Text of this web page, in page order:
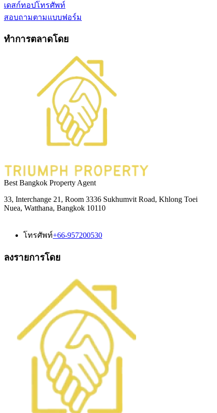
เดสก์ทอปโทรศัพท์
สอบถามตามแบบฟอร์ม
ทำการตลาดโดย
Best Bangkok Property Agent
33, Interchange 21, Room 3336 Sukhumvit Road, Khlong Toei
Nuea, Watthana, Bangkok 10110
โทรศัพท์+66-957200530
ลงรายการโดย